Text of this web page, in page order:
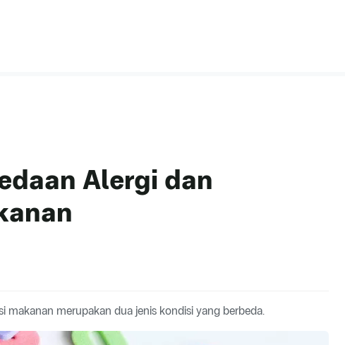
Alergi dan
makanan merupakan dua jenis kondisi yang berbeda.